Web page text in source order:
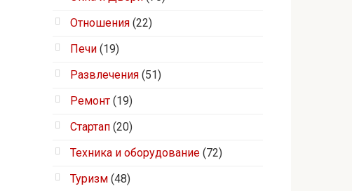
Отношения (22)
Печи (19)
Развлечения (51)
Ремонт (19)
Стартап (20)
Техника и оборудование (72)
Туризм (48)